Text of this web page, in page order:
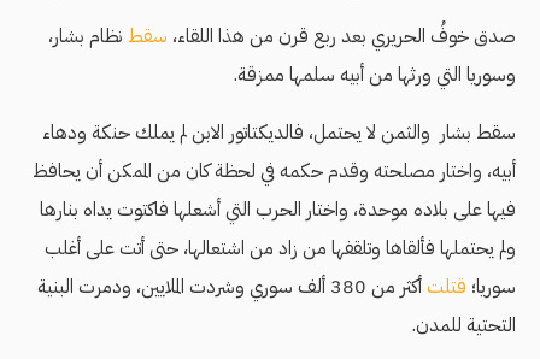
صدق خوفُ الحريري بعد ربع قرن من هذا اللقاء، سقط نظام بشار،
وسوريا التي ورثها من أبيه سلمها ممزقة.
سقط بشار والثمن لا يحتمل، فالديكتاتور الابن لم يملك حنكة ودهاء
أبيه، واختار مصلحته وقدم حكمه في لحظة كان من الممكن أن يحافظ
فيها على بلاده موحدة، واختار الحرب التي أشعلها فاكتوت يداه بنارها
ولم يحتملها فألقاها وتلقفها من زاد من اشتعالها، حتى أتت على أغلب
سوريا؛ قتلت
أكثر من 380 ألف سوري وشردت الملايين، ودمرت البنية
التحتية للمدن.